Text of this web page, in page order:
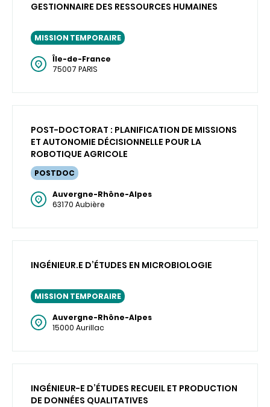
GESTIONNAIRE DES RESSOURCES HUMAINES
MISSION TEMPORAIRE
Île-de-France
75007 PARIS
POST-DOCTORAT : PLANIFICATION DE MISSIONS
ET AUTONOMIE DÉCISIONNELLE POUR LA
ROBOTIQUE AGRICOLE
POSTDOC
Auvergne-Rhône-Alpes
63170 Aubière
INGÉNIEUR.E D’ÉTUDES EN MICROBIOLOGIE
MISSION TEMPORAIRE
Auvergne-Rhône-Alpes
15000 Aurillac
INGÉNIEUR-E D’ÉTUDES RECUEIL ET PRODUCTION
DE DONNÉES QUALITATIVES